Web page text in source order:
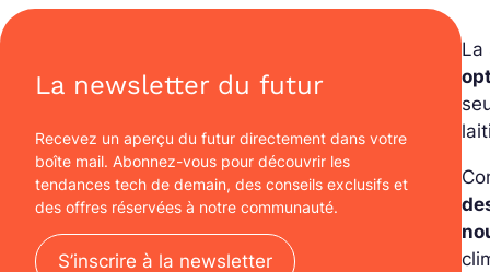
La newsletter du futur
Recevez un aperçu du futur directement dans votre
boîte mail. Abonnez-vous pour découvrir les
tendances tech de demain, des conseils exclusifs et
des offres réservées à notre communauté.
S’inscrire à la newsletter
La